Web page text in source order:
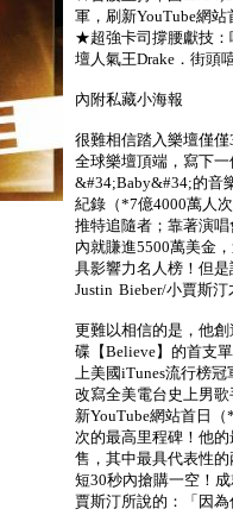
軍，刷新YouTube網
★超強卡司撐腰獻技：
壇人氣王Drake．街頭
內附私藏小海報
很難相信踏入樂壇僅
全球樂壇頂端，寫下
&#34;Baby&#34;的音
紀錄（*7億4000萬人
推特追隨者；靠著演
內就賺進5500萬美金
具影響力名人榜！但
Justin Bieber/小賈斯
更難以相信的是，他
碟【Believe】的首支
上美國iTunes流行榜
改寫全美電台史上男
新YouTube網站首日
次的最高里程碑！他
售，其中最具代表性
短30秒內搶購一空！
賈斯汀所說的：「因